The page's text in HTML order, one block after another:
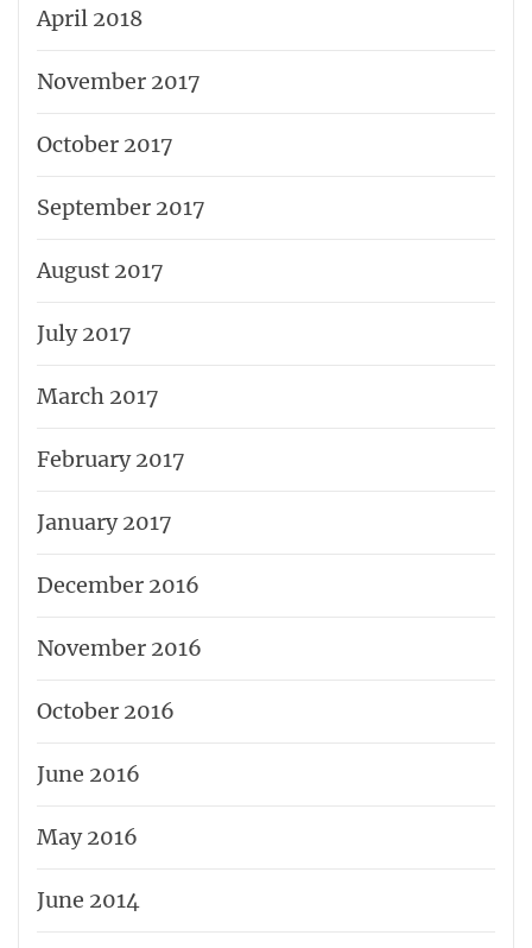
April 2018
November 2017
October 2017
September 2017
August 2017
July 2017
March 2017
February 2017
January 2017
December 2016
November 2016
October 2016
June 2016
May 2016
June 2014